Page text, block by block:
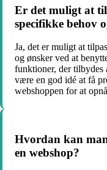
Er det muligt at
specifikke behov
Ja, det er muligt at
og ønsker ved at
funktioner, der tilbydes
være en god idé at få
webshoppen for at
Hvordan kan
en webshop?